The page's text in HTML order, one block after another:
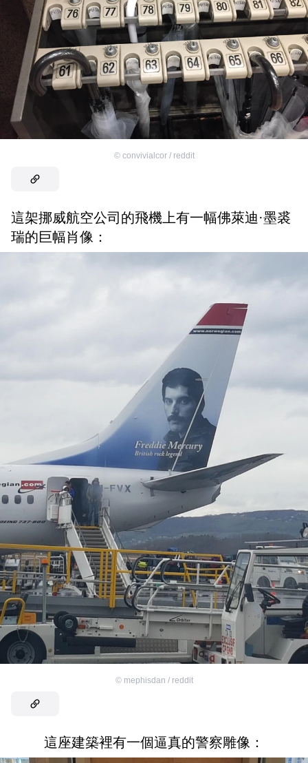
© convivialcor / reddit
這架挪威航空公司的飛機上有一幅佛萊迪·墨裘
瑞的巨幅肖像：
© mephisdan / reddit
這座建築裡有一個逼真的警察雕像：